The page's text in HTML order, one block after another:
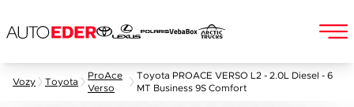
Vozy Toyota
ProAce
Verso
Toyota PROACE VERSO L2 - 2.0L Diesel - 6
MT Business 9S Comfort
Jméno a příjmení